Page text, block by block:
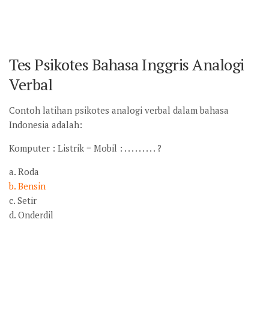
Tes Psikotes Bahasa Inggris Analogi
Verbal
Contoh latihan psikotes analogi verbal dalam bahasa
Indonesia adalah:
Komputer : Listrik = Mobil : . . . . . . . . . ?
a. Roda
b. Bensin
c. Setir
d. Onderdil